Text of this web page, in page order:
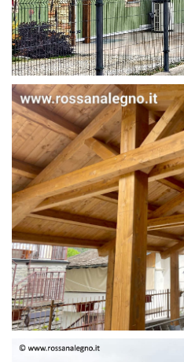
STRUTTURA IN ABETE